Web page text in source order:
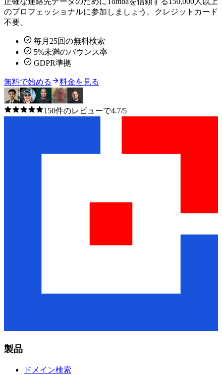
のプロフェッショナルに参加しましょう。クレジットカード
不要。
毎月25回の無料検索
5%未満のバウンス率
GDPR準拠
無料で始める 料金を見る
150件のレビューで4.7/5
製品
ドメイン検索